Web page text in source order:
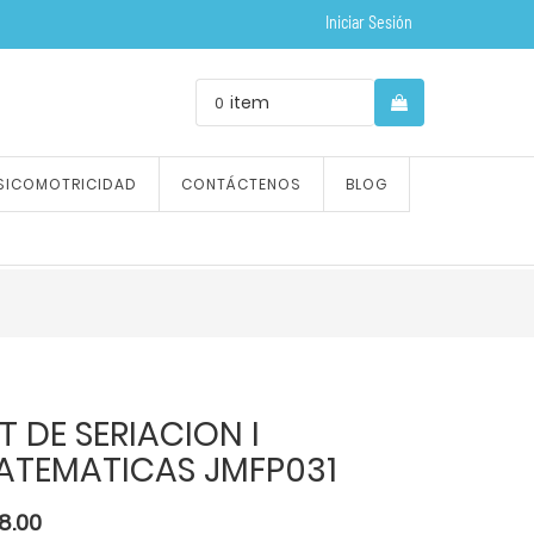
Iniciar Sesión
0 item
CONTÁCTENOS BLOG
DE SERIACION I
JMFP031